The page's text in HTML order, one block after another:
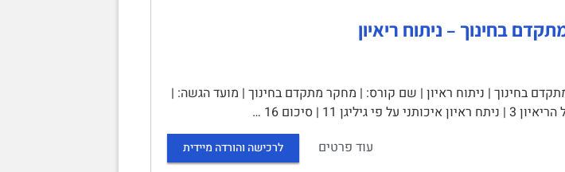
בחינוך – ניתוח ריאיון
בחינוך | ניתוח ראיון | שם קורס: | מחקר מתקדם בחינוך | מועד הגשה: |
עוד פרטים לרכישה והורדה מיידית